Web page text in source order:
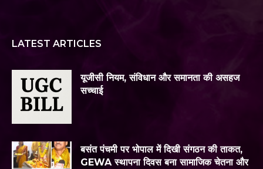
LATEST ARTICLES
यूजीसी नियम, संविधान और समानता की असहज
सच्चाई
बसंत पंचमी पर भोपाल में दिखी संगठन की ताकत,
GEWA स्थापना दिवस बना सामाजिक चेतना और